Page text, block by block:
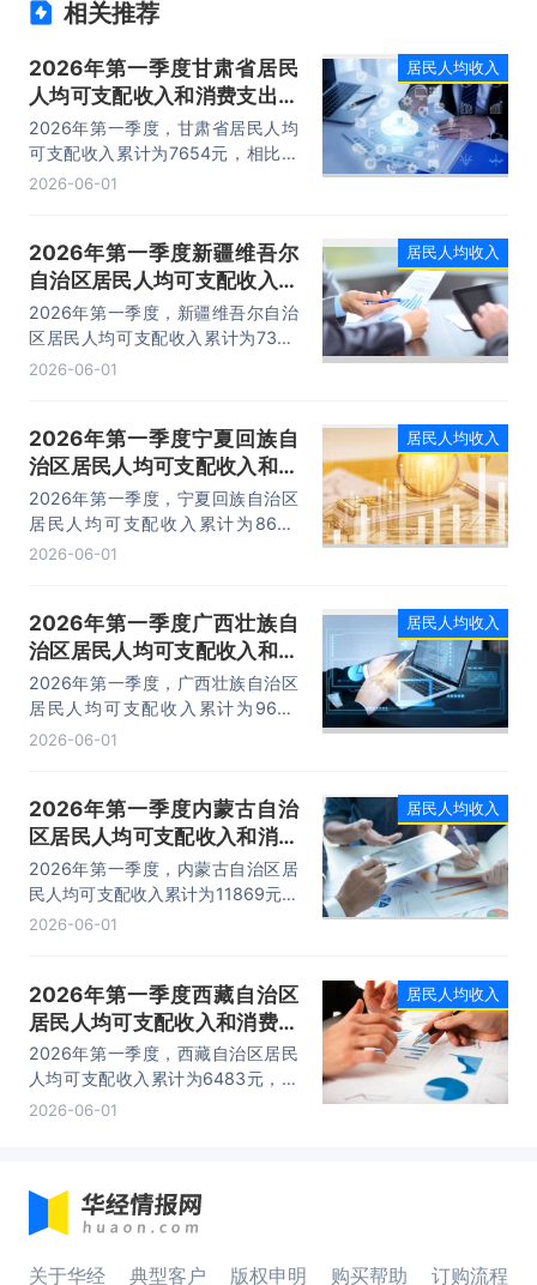
相关推荐
2026年第一季度甘肃省居民
人均可支配收入和消费支出情
况统计
2026年第一季度，甘肃省居民人均
可支配收入累计为7654元，相比上
年同期增加了472元，同比名义增长
元，同比名义增长4%。
2026-06-01
居民人均收入
2026年第一季度新疆维吾尔
自治区居民人均可支配收入和
消费支出情况统计
2026年第一季度，新疆维吾尔自治
区居民人均可支配收入累计为7306
元，相比上年同期增加了445元，同
加了343元，同比名义增长5.88%。
2026-06-01
居民人均收入
2026年第一季度宁夏回族自
治区居民人均可支配收入和消
费支出情况统计
2026年第一季度，宁夏回族自治区
居民人均可支配收入累计为8686
元，相比上年同期增加了484元，同
加了362元，同比名义增长5.98%。
2026-06-01
居民人均收入
2026年第一季度广西壮族自
治区居民人均可支配收入和消
费支出情况统计
2026年第一季度，广西壮族自治区
居民人均可支配收入累计为9644
元，相比上年同期增加了423元，同
加了185元，同比名义增长3.22%。
2026-06-01
居民人均收入
2026年第一季度内蒙古自治
区居民人均可支配收入和消费
支出情况统计
2026年第一季度，内蒙古自治区居
民人均可支配收入累计为11869元，
相比上年同期增加了566元，同比名
172元，同比名义增长2.29%。
2026-06-01
居民人均收入
2026年第一季度西藏自治区
居民人均可支配收入和消费支
出情况统计
2026年第一季度，西藏自治区居民
人均可支配收入累计为6483元，相
比上年同期增加了454元，同比名义
2026-06-01
居民人均收入
关于华经 典型客户 版权申明 购买帮助 订购流程